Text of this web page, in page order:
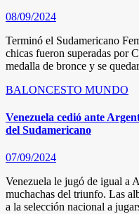
08/09/2024
Terminó el Sudamericano
chicas fueron superadas por
medalla de bronce y se
BALONCESTO MUNDO
Venezuela cedió ante
del Sudamericano
07/09/2024
Venezuela le jugó de igual a
muchachas del triunfo. Las
a la selección nacional a